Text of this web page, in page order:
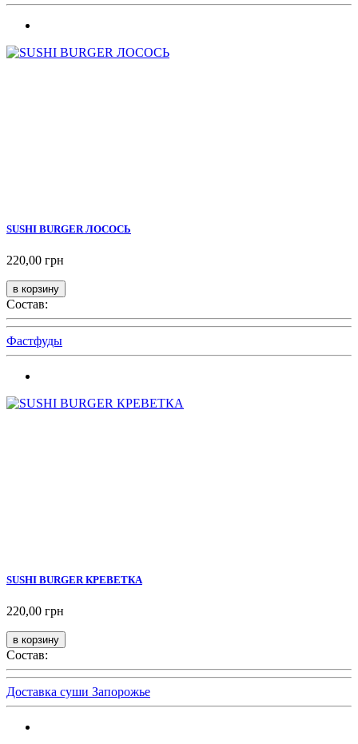
SUSHI BURGER ЛОСОСЬ
220,00 грн
Состав:
Фастфуды
SUSHI BURGER КРЕВЕТКА
220,00 грн
Состав:
Доставка суши Запорожье